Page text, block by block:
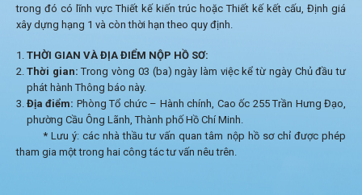
trong đó có lĩnh vực Thiết kế kiến trúc hoặc Thiết kế kết cấu, Định giá
xây dựng hạng 1 và còn thời hạn theo quy định.
THỜI GIAN VÀ ĐỊA ĐIỂM NỘP HỒ SƠ:
Thời gian: Trong vòng 03 (ba) ngày làm việc kể từ ngày Chủ đầu tư
phát hành Thông báo này.
Địa điểm: Phòng Tổ chức – Hành chính, Cao ốc 255 Trần Hưng Đạo,
phường Cầu Ông Lãnh, Thành phố Hồ Chí Minh.
* Lưu ý: các nhà thầu tư vấn quan tâm nộp hồ sơ chỉ được phép
tham gia một trong hai công tác tư vấn nêu trên.